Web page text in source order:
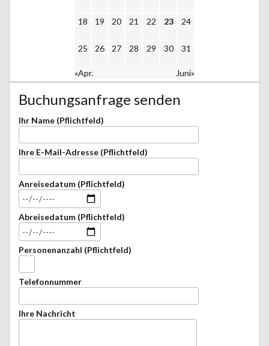
«Apr. Juni»
18 19 20 21 22 23 24
25 26 27 28 29 30 31
Buchungsanfrage senden
Ihr Name (Pflichtfeld)
Ihre E-Mail-Adresse (Pflichtfeld)
Anreisedatum (Pflichtfeld)
Abreisedatum (Pflichtfeld)
Personenanzahl (Pflichtfeld)
Telefonnummer
Ihre Nachricht